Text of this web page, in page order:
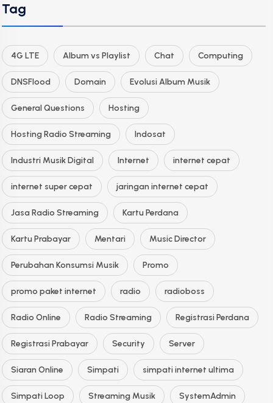
Tag
4G LTE Album vs Playlist Chat Computing
DNSFlood Domain Evolusi Album Musik
General Questions Hosting
Hosting Radio Streaming Indosat
Industri Musik Digital Internet internet cepat
internet super cepat jaringan internet cepat
Jasa Radio Streaming Kartu Perdana
Kartu Prabayar Mentari Music Director
Perubahan Konsumsi Musik Promo
promo paket internet radio radioboss
Radio Online Radio Streaming Registrasi Perdana
Registrasi Prabayar Security Server
Siaran Online Simpati simpati internet ultima
Simpati Loop Streaming Musik SystemAdmin